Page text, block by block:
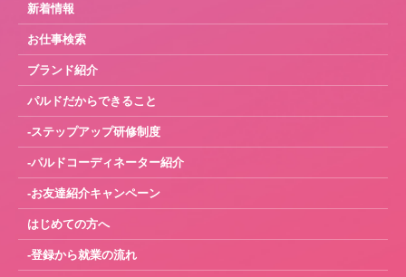
新着情報
お仕事検索
ブランド紹介
パルドだからできること
-ステップアップ研修制度
-パルドコーディネーター紹介
-お友達紹介キャンペーン
はじめての方へ
-登録から就業の流れ